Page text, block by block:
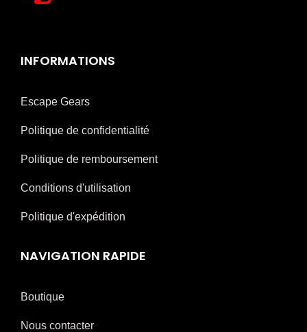
INFORMATIONS
Escape Gears
Politique de confidentialité
Politique de remboursement
Conditions d'utilisation
Politique d'expédition
NAVIGATION RAPIDE
Boutique
Nous contacter